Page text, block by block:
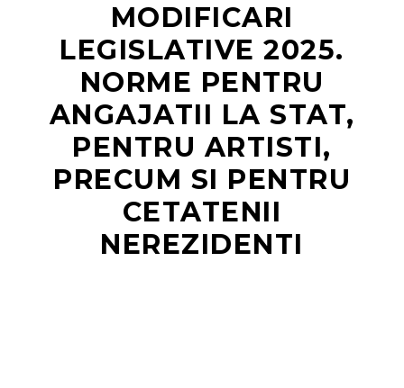
MODIFICARI
LEGISLATIVE 2025.
NORME PENTRU
ANGAJATII LA STAT,
PENTRU ARTISTI,
PRECUM SI PENTRU
CETATENII
NEREZIDENTI